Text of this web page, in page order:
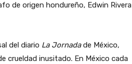
de origen hondureño, Edwin Rivera
del diario La Jornadade México,
crueldad inusitado. En México cada